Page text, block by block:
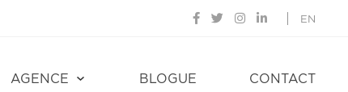
EN
AGENCE BLOGUE CONTACT